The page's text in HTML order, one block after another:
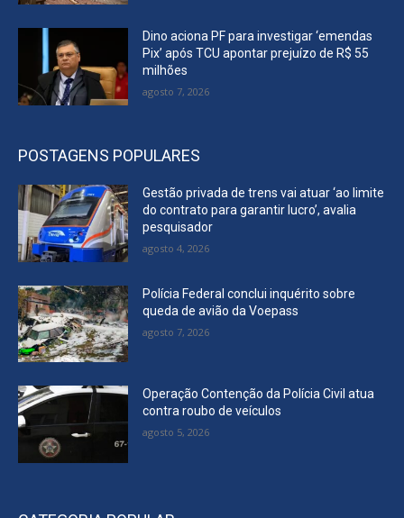
Dino aciona PF para investigar ‘emendas
Pix’ após TCU apontar prejuízo de R$ 55
milhões
agosto 7, 2026
POSTAGENS POPULARES
Gestão privada de trens vai atuar ‘ao limite
do contrato para garantir lucro’, avalia
pesquisador
agosto 4, 2026
Polícia Federal conclui inquérito sobre
queda de avião da Voepass
agosto 7, 2026
Operação Contenção da Polícia Civil atua
contra roubo de veículos
agosto 5, 2026